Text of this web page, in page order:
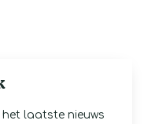
laatste nieuws